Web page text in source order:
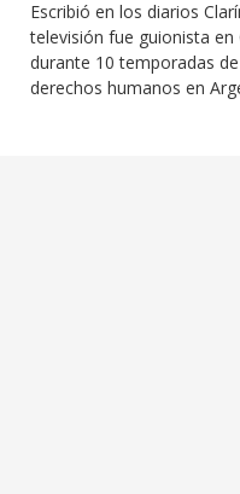
Escribió en los diarios
televisión fue guionista en
durante 10 temporadas
derechos humanos en